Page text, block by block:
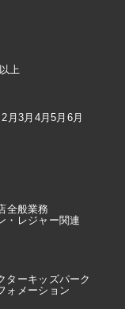
上
2月3月 4月5月 6月
全般業務
・レジャー関連
ターキッズパーク
ォメーション